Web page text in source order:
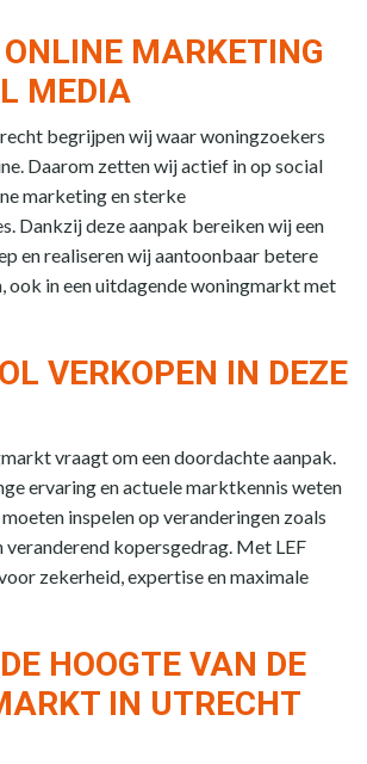
MARKETING
MEDIA
begrijpen wij waar woningzoekers
Daarom zetten wij actief in op social
marketing en sterke
Dankzij deze aanpak bereiken wij een
en realiseren wij aantoonbaar betere
ook in een uitdagende woningmarkt met
VERKOPEN IN DEZE
vraagt om een doordachte aanpak.
ervaring en actuele marktkennis weten
inspelen op veranderingen zoals
veranderend kopersgedrag. Met LEF
zekerheid, expertise en maximale
HOOGTE VAN DE
IN UTRECHT